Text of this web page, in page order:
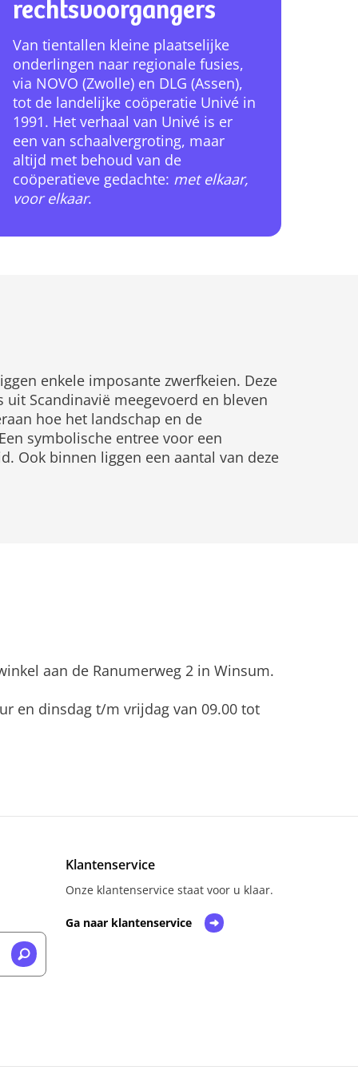
rechtsvoorgangers
Van tientallen kleine plaatselijke
onderlingen naar regionale fusies,
via NOVO (Zwolle) en DLG (Assen),
tot de landelijke coöperatie Univé in
1991. Het verhaal van Univé is er
een van schaalvergroting, maar
altijd met behoud van de
coöperatieve gedachte: met elkaar,
voor elkaar.
enkele imposante zwerfkeien. Deze
Scandinavië meegevoerd en bleven
hoe het landschap en de
symbolische entree voor een
Ook binnen liggen een aantal van deze
aan de Ranumerweg 2 in Winsum.
en dinsdag t/m vrijdag van 09.00 tot
Klantenservice
Onze klantenservice staat voor u klaar.
Ga naar klantenservice